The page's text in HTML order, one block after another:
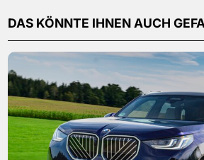
DAS KÖNNTE IHNEN AUCH